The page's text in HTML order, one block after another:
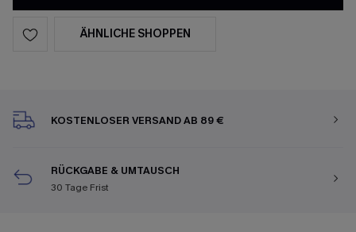
ÄHNLICHE SHOPPEN
KOSTENLOSER VERSAND AB 89 €
RÜCKGABE & UMTAUSCH
30 Tage Frist